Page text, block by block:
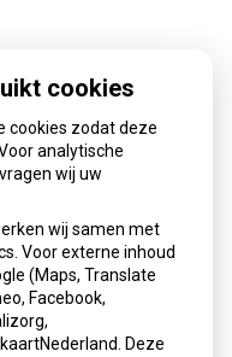
cookies
cookies zodat deze
analytische
wij uw
wij samen met
Voor externe inhoud
(Maps, Translate
Facebook,
Deze